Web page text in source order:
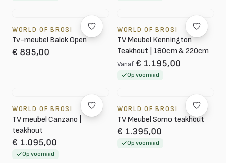
WORLD OF BROSI
Tv-meubel Balok Open
€ 895,00
WORLD OF BROSI
TV Meubel Kennington
Teakhout | 180cm & 220cm
Vanaf € 1.195,00
Op voorraad
WORLD OF BROSI
TV meubel Canzano |
teakhout
€ 1.095,00
Op voorraad
WORLD OF BROSI
TV Meubel Somo teakhout
€ 1.395,00
Op voorraad